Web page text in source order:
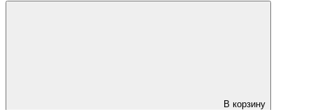
В корзину